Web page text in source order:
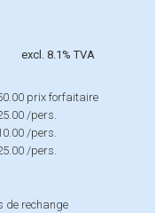
excl. 8.1% TVA
prix forfaitaire
/pers.
/pers.
/pers.
de rechange